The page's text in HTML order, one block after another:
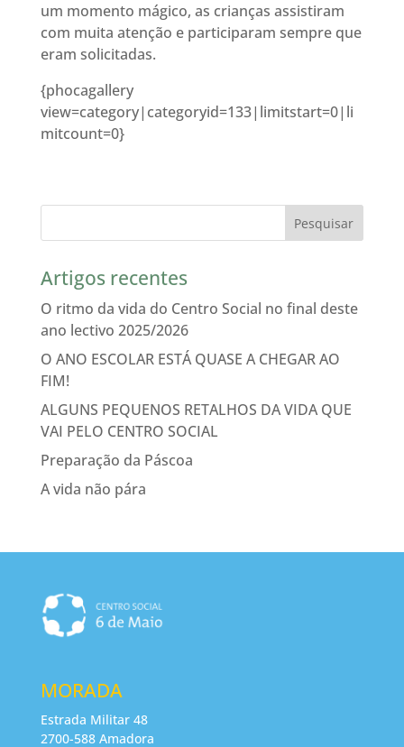
um momento mágico, as crianças assistiram
com muita atenção e participaram sempre que
eram solicitadas.
{phocagallery
view=category|categoryid=133|limitstart=0|li
mitcount=0}
Artigos recentes
O ritmo da vida do Centro Social no final deste
ano lectivo 2025/2026
O ANO ESCOLAR ESTÁ QUASE A CHEGAR AO
FIM!
ALGUNS PEQUENOS RETALHOS DA VIDA QUE
VAI PELO CENTRO SOCIAL
Preparação da Páscoa
A vida não pára
MORADA
Estrada Militar 48
2700-588 Amadora